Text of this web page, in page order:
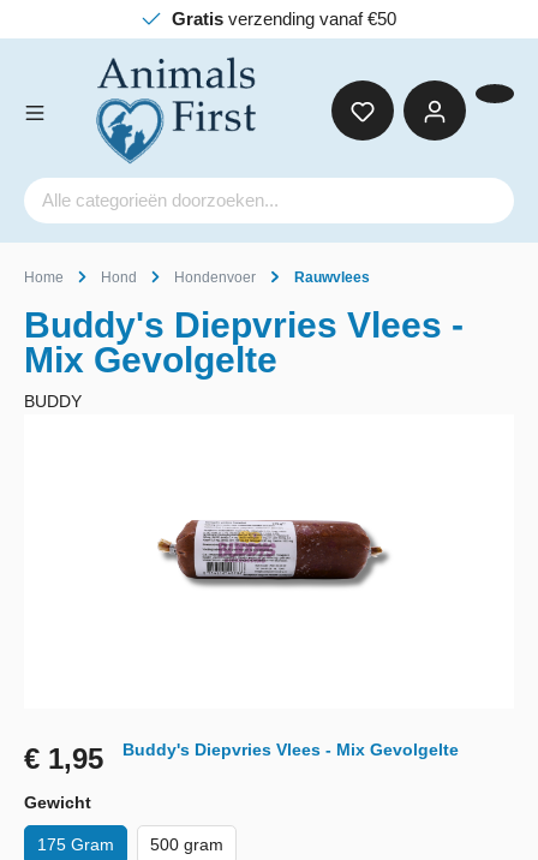
Gratisverzending vanaf €50
Home Hond Hondenvoer Rauwvlees
Buddy's Diepvries Vlees -
Mix Gevolgelte
BUDDY
€ 1,95 Buddy's Diepvries Vlees - Mix Gevolgelte
Gewicht
175 Gram 500 gram